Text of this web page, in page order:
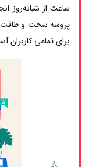
ساعت از شبانه‌روز
پروسه سخت و
برای تمامی کاربران